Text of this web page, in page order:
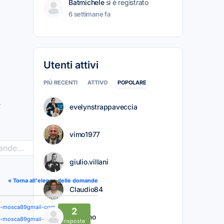
« Torna all'elenco delle domande
2
risposte
mosca89gmail-com
mosca89gmail-com
Batmichele si è registrato
6 settimane fa
Utenti attivi
PIÙ RECENTI ATTIVO POPOLARE
evelynstrappaveccia
vimo1977
giulio.villani
Claudio84
Mariano